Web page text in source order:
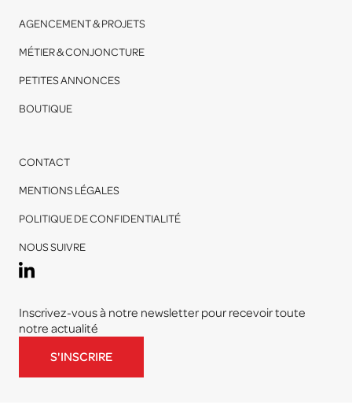
AGENCEMENT & PROJETS
MÉTIER & CONJONCTURE
PETITES ANNONCES
BOUTIQUE
CONTACT
MENTIONS LÉGALES
POLITIQUE DE CONFIDENTIALITÉ
NOUS SUIVRE
Inscrivez-vous à notre newsletter pour recevoir toute
notre actualité
S'INSCRIRE